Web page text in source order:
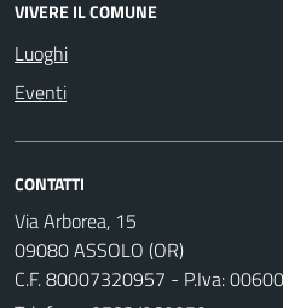
VIVERE IL COMUNE
Luoghi
Eventi
CONTATTI
Via Arborea, 15
09080 ASSOLO (OR)
C.F. 80007320957 - P.Iva: